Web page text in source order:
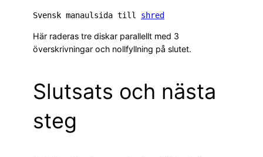
Svensk manaulsida till shred
Här raderas tre diskar parallellt med 3
överskrivningar och nollfyllning på slutet.
Slutsats och nästa
steg